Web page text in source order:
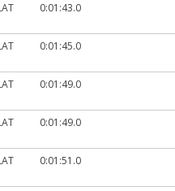
0:01:43.0
0:01:45.0
0:01:49.0
0:01:49.0
0:01:51.0